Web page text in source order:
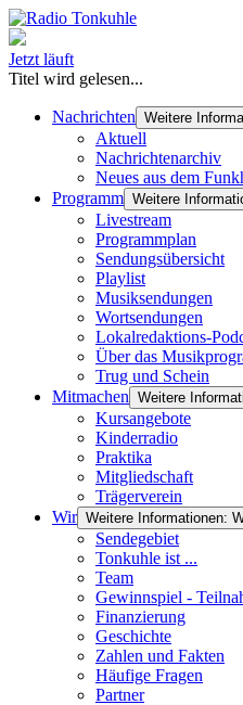
Jetzt läuft
Titel wird gelesen...
Nachrichten Weitere
Aktuell
Nachrichtenarchiv
Neues aus dem
Programm Weitere
Livestream
Programmplan
Sendungsübersicht
Playlist
Musiksendungen
Wortsendungen
Lokalredaktions-
Über das
Trug und Schein
Mitmachen Weitere
Kursangebote
Kinderradio
Praktika
Mitgliedschaft
Trägerverein
Wir Weitere Informationen:
Sendegebiet
Tonkuhle ist ...
Team
Gewinnspiel -
Finanzierung
Geschichte
Zahlen und Fakten
Häufige Fragen
Partner